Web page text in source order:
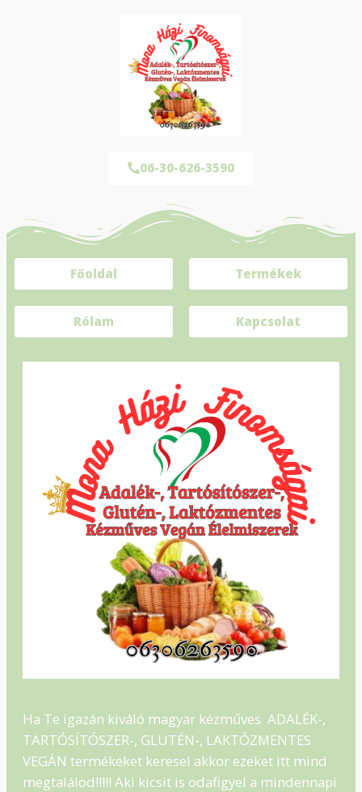
06-30-626-3590
Főoldal Termékek
Rólam Kapcsolat
Ha Te igazán kiváló magyar kézműves ADALÉK-,
TARTÓSÍTÓSZER-, GLUTÉN-, LAKTÓZMENTES
VEGÁN termékeket keresel akkor ezeket itt mind
megtalálod!!!!! Aki kicsit is odafigyel a mindennapi